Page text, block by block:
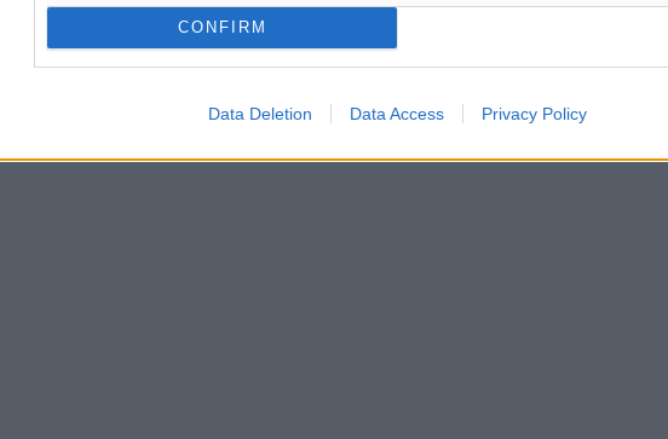
CONFIRM
Data Deletion Data Access Privacy Policy
ενορχηστρώσεις